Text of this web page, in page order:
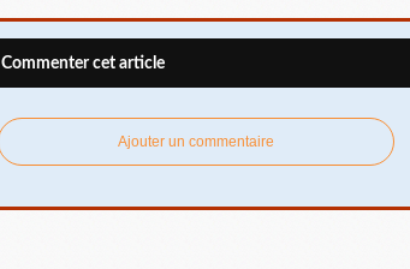
Commenter cet article
Ajouter un commentaire